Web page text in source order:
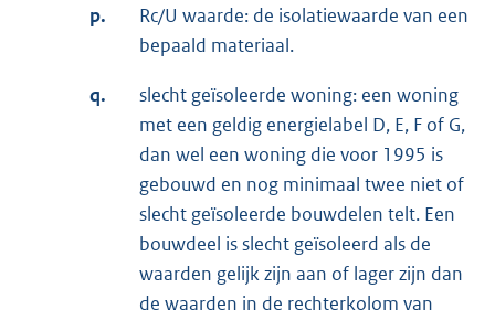
p.
Rc/U waarde: de isolatiewaarde van een
bepaald materiaal.
q.
slecht geïsoleerde woning: een woning
met een geldig energielabel D, E, F of G,
dan wel een woning die voor 1995 is
gebouwd en nog minimaal twee niet of
slecht geïsoleerde bouwdelen telt. Een
bouwdeel is slecht geïsoleerd als de
waarden gelijk zijn aan of lager zijn dan
de waarden in de rechterkolom van